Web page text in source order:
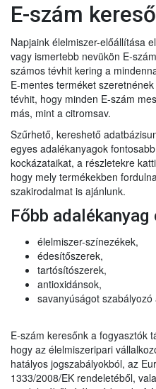
E-szám kereső
Napjaink élelmiszer-előállítása
vagy ismertebb nevükön E-
számos tévhit kering a
E-mentes terméket
tévhit, hogy minden E-szám
más, mint a citromsav.
Szűrhető, kereshető
egyes adalékanyagok
kockázataikat, a részletekre
hogy mely termékekben
szakirodalmat is ajánlunk.
Főbb
élelmiszer-színezékek,
édesítőszerek,
tartósítószerek,
antioxidánsok,
savanyúságot szabályozó
E-szám keresőnk a fogyasztók
hogy az élelmiszeripari
hatályos jogszabályokból, az
1333/2008/EK rendeletéből,